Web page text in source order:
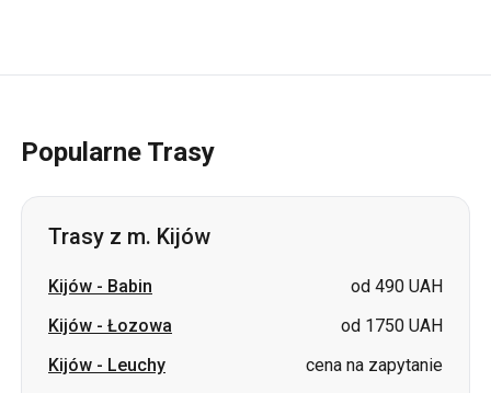
Popularne Trasy
Trasy z m. Kijów
Kijów - Babin
od 490 UAH
Kijów - Łozowa
od 1750 UAH
Kijów - Leuchy
cena na zapytanie